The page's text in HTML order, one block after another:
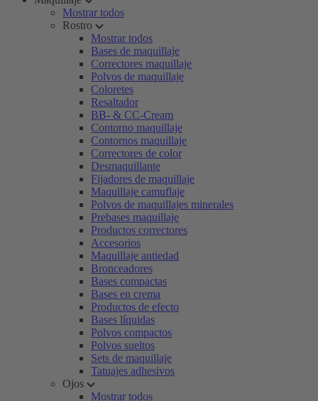
Mostrar todos
Rostro
Mostrar todos
Bases de maquillaje
Correctores maquillaje
Polvos de maquillaje
Coloretes
Resaltador
BB- & CC-Cream
Contorno maquillaje
Contornos maquillaje
Correctores de color
Desmaquillante
Fijadores de maquillaje
Maquillaje camuflaje
Polvos de maquillajes minerales
Prebases maquillaje
Productos correctores
Accesorios
Maquillaje antiedad
Bronceadores
Bases compactas
Bases en crema
Productos de efecto
Bases líquidas
Polvos compactos
Polvos sueltos
Sets de maquillaje
Tatuajes adhesivos
Ojos
Mostrar todos